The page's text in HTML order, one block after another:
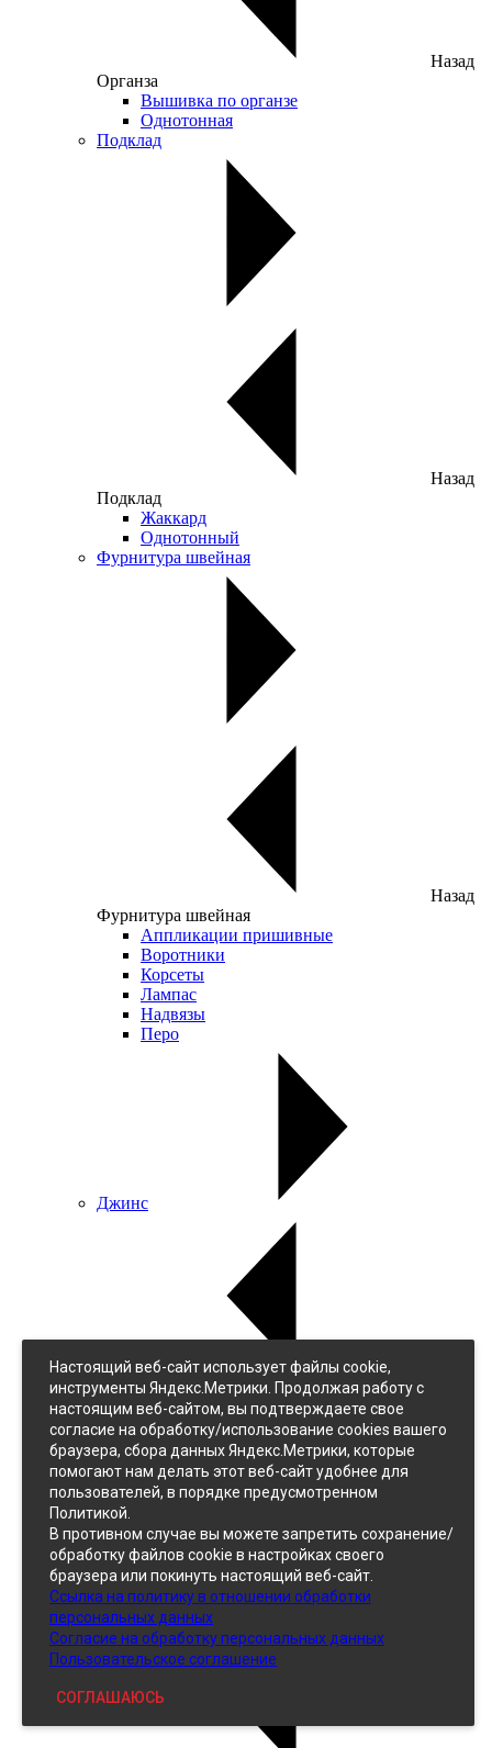
Назад
Органза
Вышивка по органзе
Однотонная
Подклад
Назад
Подклад
Жаккард
Однотонный
Фурнитура швейная
Назад
Фурнитура швейная
Аппликации пришивные
Воротники
Корсеты
Лампас
Надвязы
Перо
Джинс
Джинс
Однотонный
Принтованный
Кожзам
Настоящий веб-сайт использует файлы cookie,
инструменты Яндекс.Метрики. Продолжая работу с
настоящим веб-сайтом, вы подтверждаете свое
согласие на обработку/использование cookies вашего
браузера, сбора данных Яндекс.Метрики, которые
помогают нам делать этот веб-сайт удобнее для
пользователей, в порядке предусмотренном
Политикой.
В противном случае вы можете запретить сохранение/
обработку файлов cookie в настройках своего
браузера или покинуть настоящий веб-сайт.
Ссылка на политику в отношении обработки
персональных данных
Согласие на обработку персональных данных
Пользовательское соглашение
СОГЛАШАЮСЬ